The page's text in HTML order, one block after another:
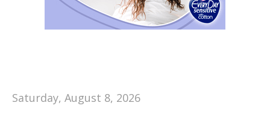
Saturday, August 8, 2026